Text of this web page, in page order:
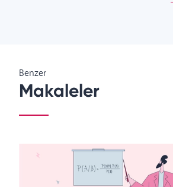
Benzer
Makaleler